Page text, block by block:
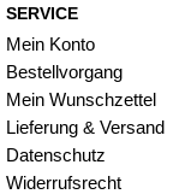
SERVICE
Mein Konto
Bestellvorgang
Mein Wunschzettel
Lieferung & Versand
Datenschutz
Widerrufsrecht